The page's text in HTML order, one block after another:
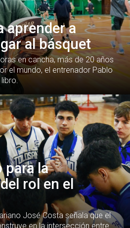
aprender a
al básquet
en cancha, más de 20 años
el mundo, el entrenador Pablo
la
rol en el
José Costa señala que el
en la intersección entre